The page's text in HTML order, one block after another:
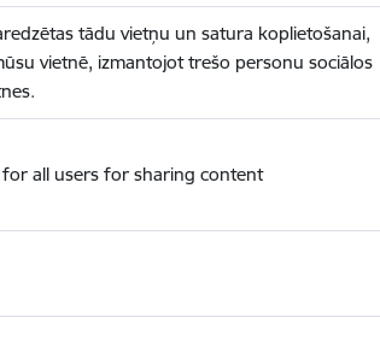
tādu vietņu un satura koplietošanai,
vietnē, izmantojot trešo personu sociālos
for all users for sharing content